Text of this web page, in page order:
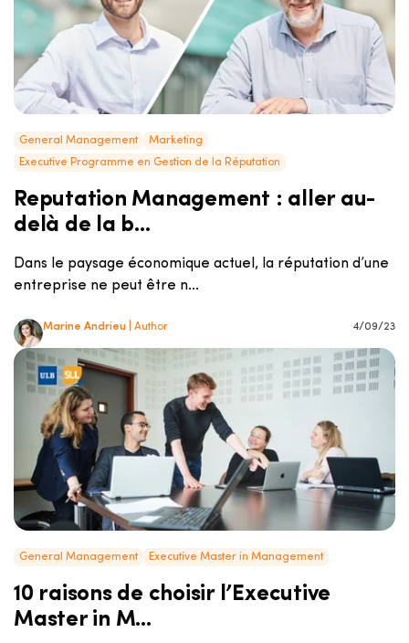
General Management
Marketing
Executive Programme en Gestion de la Réputation
Reputation Management : aller au-
delà de la b...
Dans le paysage économique actuel, la réputation d’une
entreprise ne peut être n...
Marine Andrieu | Author 4/09/23
General Management Executive Master in Management
10 raisons de choisir l’Executive
Master in M...